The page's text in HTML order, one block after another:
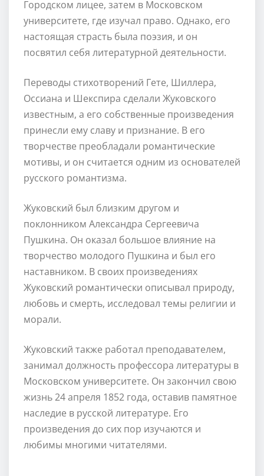
Городском лицее, затем в Московском
университете, где изучал право. Однако, его
настоящая страсть была поэзия, и он
посвятил себя литературной деятельности.
Переводы стихотворений Гете, Шиллера,
Оссиана и Шекспира сделали Жуковского
известным, а его собственные произведения
принесли ему славу и признание. В его
творчестве преобладали романтические
мотивы, и он считается одним из основателей
русского романтизма.
Жуковский был близким другом и
поклонником Александра Сергеевича
Пушкина. Он оказал большое влияние на
творчество молодого Пушкина и был его
наставником. В своих произведениях
Жуковский романтически описывал природу,
любовь и смерть, исследовал темы религии и
морали.
Жуковский также работал преподавателем,
занимал должность профессора литературы в
Московском университете. Он закончил свою
жизнь 24 апреля 1852 года, оставив памятное
наследие в русской литературе. Его
произведения до сих пор изучаются и
любимы многими читателями.